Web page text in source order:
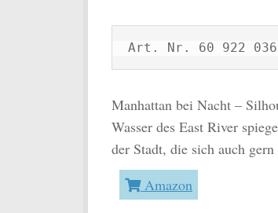
Art. Nr. 60 922
Manhattan bei Nacht –
Wasser des East River
der Stadt, die sich auch
Amazon